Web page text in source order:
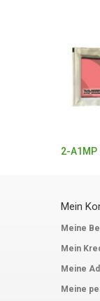
2-A1MP
Mein
Meine
Mein
Meine
Meine